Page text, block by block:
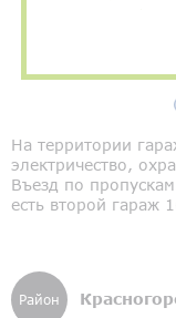
На территории
электричество,
Въезд по
есть второй гараж
Район